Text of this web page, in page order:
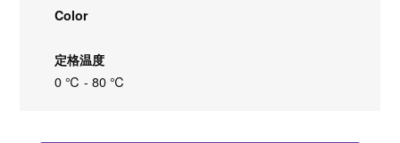
Color
定格温度
0 ℃ - 80 ℃